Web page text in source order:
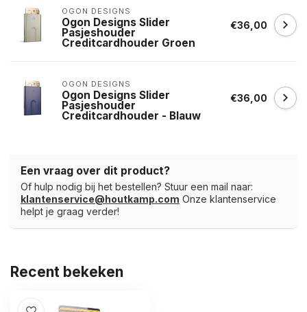
OGON DESIGNS
Ogon Designs Slider
Pasjeshouder
Creditcardhouder Groen
€36,00
OGON DESIGNS
Ogon Designs Slider
Pasjeshouder
Creditcardhouder - Blauw
€36,00
Een vraag over dit product?
Of hulp nodig bij het bestellen? Stuur een mail naar:
klantenservice@houtkamp.com Onze klantenservice
helpt je graag verder!
Recent bekeken